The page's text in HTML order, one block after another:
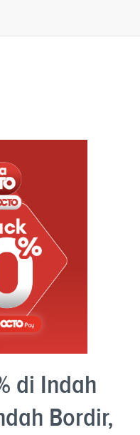
di Indah
Bordir,